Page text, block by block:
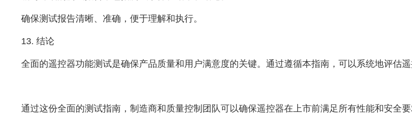
确保测试报告清晰、准确，便于理解和执行。
13. 结论
全面的遥控器功能测试是确保产品质量和用户满意度的关键。通过遵循本指南，可以系统地评估
通过这份全面的测试指南，制造商和质量控制团队可以确保遥控器在上市前满足所有性能和安全要